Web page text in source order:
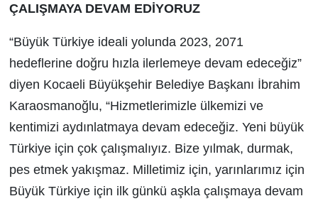
ÇALIŞMAYA DEVAM EDİYORUZ
“Büyük Türkiye ideali yolunda 2023, 2071
hedeflerine doğru hızla ilerlemeye devam edeceğiz”
diyen Kocaeli Büyükşehir Belediye Başkanı İbrahim
Karaosmanoğlu, “Hizmetlerimizle ülkemizi ve
kentimizi aydınlatmaya devam edeceğiz. Yeni büyük
Türkiye için çok çalışmalıyız. Bize yılmak, durmak,
pes etmek yakışmaz. Milletimiz için, yarınlarımız için
Büyük Türkiye için ilk günkü aşkla çalışmaya devam